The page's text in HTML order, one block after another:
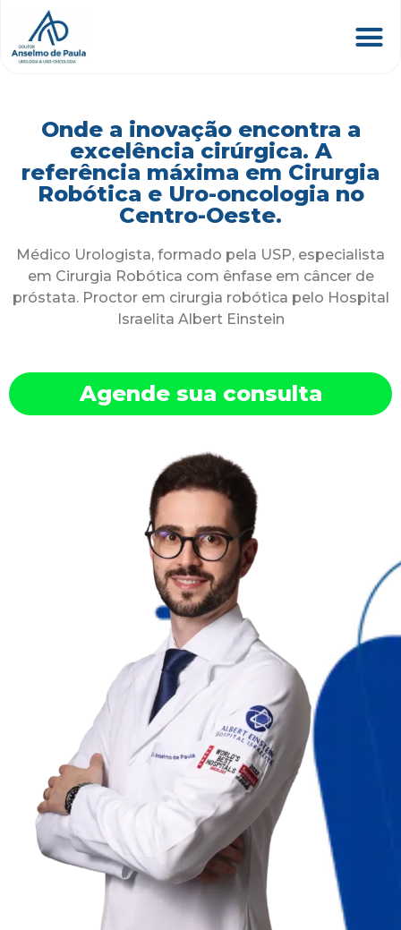
Onde a inovação encontra a
excelência cirúrgica. A
referência máxima em Cirurgia
Robótica e Uro-oncologia no
Centro-Oeste.
Médico Urologista, formado pela USP, especialista
em Cirurgia Robótica com ênfase em câncer de
próstata. Proctor em cirurgia robótica pelo Hospital
Israelita Albert Einstein
Agende sua consulta